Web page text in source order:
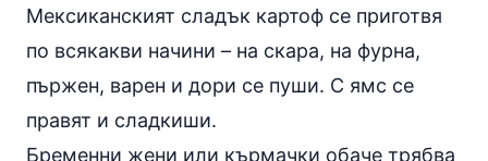
Мексиканският сладък картоф се приготвя
по всякакви начини – на скара, на фурна,
пържен, варен и дори се пуши. С ямс се
правят и сладкиши.
Бременни жени или кърмачки обаче трябва